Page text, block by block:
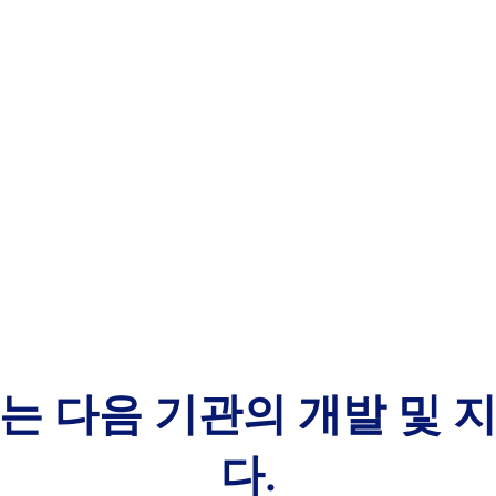
다음 기관의 개발 및
다.